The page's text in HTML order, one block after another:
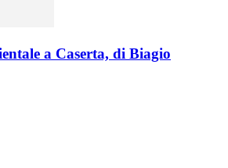
a Caserta, di Biagio